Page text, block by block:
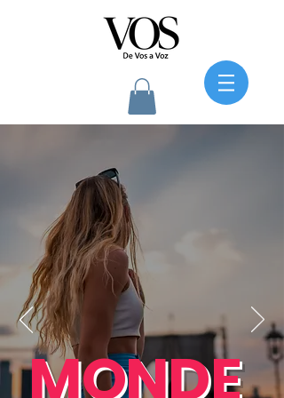
MONDE